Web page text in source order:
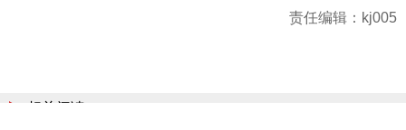
责任编辑：kj005
相关阅读